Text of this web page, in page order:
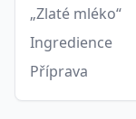
„Zlaté mléko“
Ingredience
Příprava